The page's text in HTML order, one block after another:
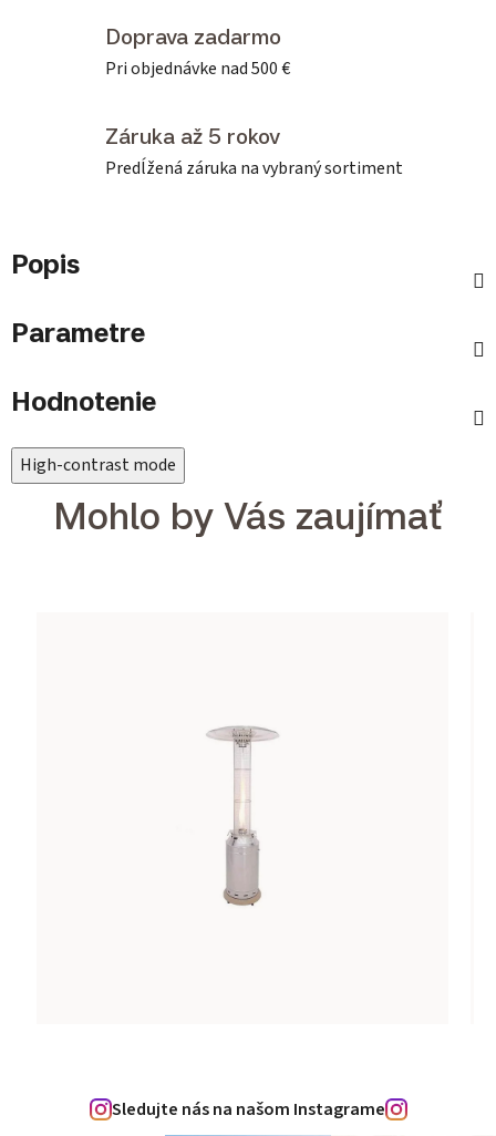
Doprava zadarmo
Pri objednávke nad 500 €
Záruka až 5 rokov
Predĺžená záruka na vybraný sortiment
Popis
Parametre
Hodnotenie
High-contrast mode
Mohlo by Vás zaujímať
Sledujte nás na našom Instagrame